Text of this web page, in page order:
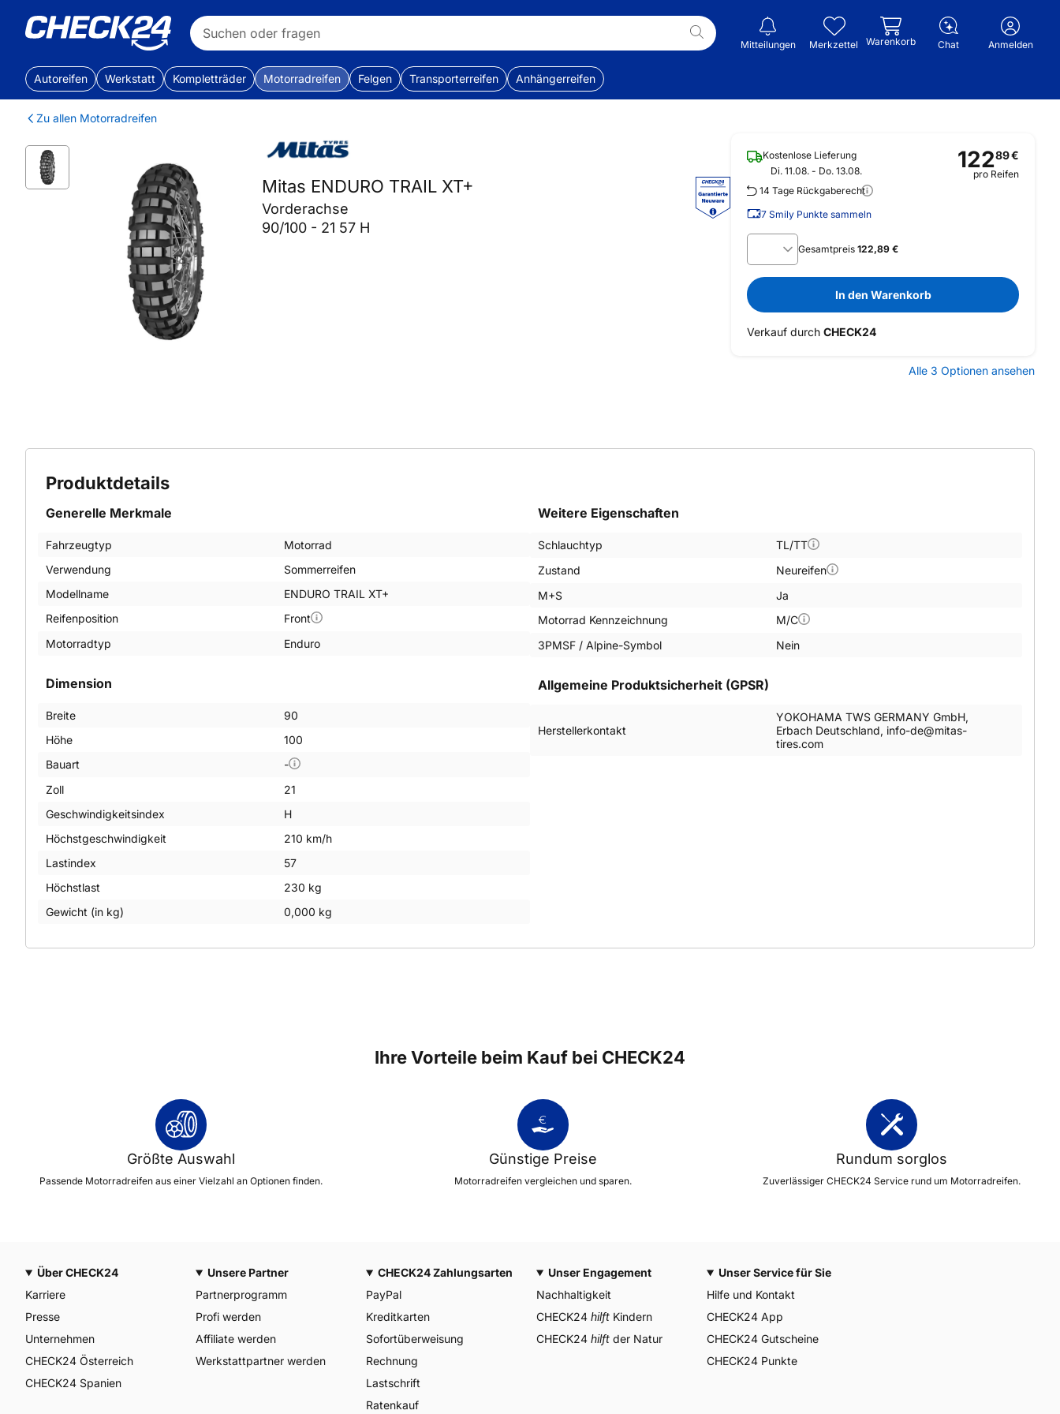
Mitteilungen Merkzettel Warenkorb Chat Anmelden
Autoreifen Werkstatt Kompletträder Motorradreifen Felgen Transporterreifen Anhängerreifen
Zu allen Motorradreifen
Mitas ENDURO TRAIL XT+
Vorderachse
90/100 - 21 57 H
Kostenlose Lieferung
Di. 11.08. - Do. 13.08.
14 Tage Rückgaberecht
7 Smily Punkte sammeln
12289€
pro Reifen
Gesamtpreis 122,89 €
In den Warenkorb
Verkauf durch CHECK24
Alle 3 Optionen ansehen
Produktdetails
Dimension
Breite
90
Höhe
100
Bauart
-
Zoll
21
Geschwindigkeitsindex
H
Höchstgeschwindigkeit
210 km/h
Lastindex
57
Höchstlast
230 kg
Gewicht (in kg)
0,000 kg
Generelle Merkmale
Fahrzeugtyp
Motorrad
Verwendung
Sommerreifen
Modellname
ENDURO TRAIL XT+
Reifenposition
Front
Motorradtyp
Enduro
Weitere Eigenschaften
Schlauchtyp
TL/TT
Zustand
Neureifen
M+S
Ja
Motorrad Kennzeichnung
M/C
3PMSF / Alpine-Symbol
Nein
Allgemeine Produktsicherheit (GPSR)
Herstellerkontakt
YOKOHAMA TWS GERMANY GmbH,
Erbach Deutschland, info-de@mitas-
tires.com
Ihre Vorteile beim Kauf bei CHECK24
Größte Auswahl
Passende Motorradreifen aus einer Vielzahl an Optionen finden.
Günstige Preise
Motorradreifen vergleichen und sparen.
Rundum sorglos
Zuverlässiger CHECK24 Service rund um Motorradreifen.
Über CHECK24
Karriere
Presse
Unternehmen
CHECK24 Österreich
CHECK24 Spanien
Unsere Partner
Partnerprogramm
Profi werden
Affiliate werden
Werkstattpartner werden
CHECK24 Zahlungsarten
PayPal
Kreditkarten
Sofortüberweisung
Rechnung
Lastschrift
Ratenkauf
Unser Engagement
Nachhaltigkeit
CHECK24 hilft Kindern
CHECK24 hilft der Natur
Unser Service für Sie
Hilfe und Kontakt
CHECK24 App
CHECK24 Gutscheine
CHECK24 Punkte